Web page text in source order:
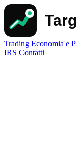
Trading Economia e
IRS Contatti